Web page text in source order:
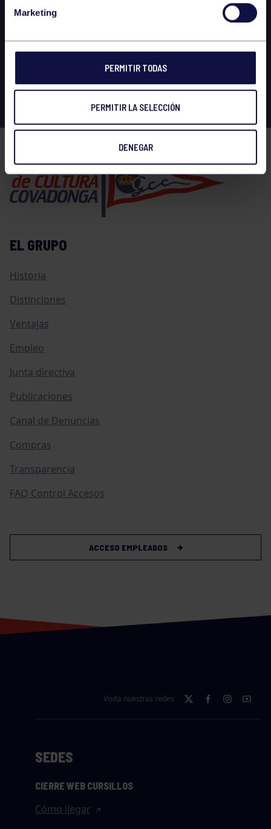
Marketing
PERMITIR TODAS
PERMITIR LA SELECCIÓN
DENEGAR
EL GRUPO
Historia
Distinciones
Ventajas
Empleo
Junta directiva
Publicaciones
Canal de Denuncias
Compras
Transparencia
FAQ Control Accesos
ACCESO EMPLEADOS
Visita nuestras redes
SEDES
CIERRE WEB CURSILLOS
Cómo llegar